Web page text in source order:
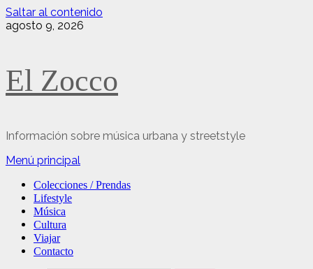
Saltar al contenido
agosto 9, 2026
El Zocco
Información sobre música urbana y streetstyle
Menú principal
Colecciones / Prendas
Lifestyle
Música
Cultura
Viajar
Contacto